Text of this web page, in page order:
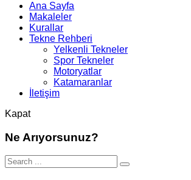
Ana Sayfa
Makaleler
Kurallar
Tekne Rehberi
Yelkenli Tekneler
Spor Tekneler
Motoryatlar
Katamaranlar
İletişim
Kapat
Ne Arıyorsunuz?